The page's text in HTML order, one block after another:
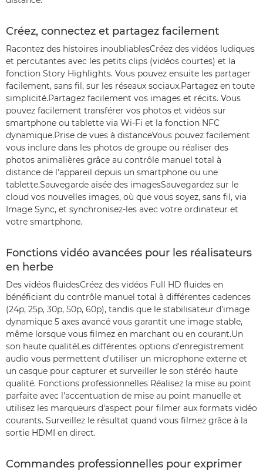
Créez, connectez et partagez facilement
Racontez des histoires inoubliablesCréez des vidéos ludiques
et percutantes avec les petits clips (vidéos courtes) et la
fonction Story Highlights. Vous pouvez ensuite les partager
facilement, sans fil, sur les réseaux sociaux.Partagez en toute
simplicité.Partagez facilement vos images et récits. Vous
pouvez facilement transférer vos photos et vidéos sur
smartphone ou tablette via Wi-Fi et la fonction NFC
dynamique.Prise de vues à distanceVous pouvez facilement
vous inclure dans les photos de groupe ou réaliser des
photos animalières grâce au contrôle manuel total à
distance de l'appareil depuis un smartphone ou une
tablette.Sauvegarde aisée des imagesSauvegardez sur le
cloud vos nouvelles images, où que vous soyez, sans fil, via
Image Sync, et synchronisez-les avec votre ordinateur et
votre smartphone.
Fonctions vidéo avancées pour les réalisateurs
en herbe
Des vidéos fluidesCréez des vidéos Full HD fluides en
bénéficiant du contrôle manuel total à différentes cadences
(24p, 25p, 30p, 50p, 60p), tandis que le stabilisateur d'image
dynamique 5 axes avancé vous garantit une image stable,
même lorsque vous filmez en marchant ou en courant.Un
son haute qualitéLes différentes options d'enregistrement
audio vous permettent d'utiliser un microphone externe et
un casque pour capturer et surveiller le son stéréo haute
qualité. Fonctions professionnelles Réalisez la mise au point
parfaite avec l'accentuation de mise au point manuelle et
utilisez les marqueurs d'aspect pour filmer aux formats vidéo
courants. Surveillez le résultat quand vous filmez grâce à la
sortie HDMI en direct.
Commandes professionnelles pour exprimer